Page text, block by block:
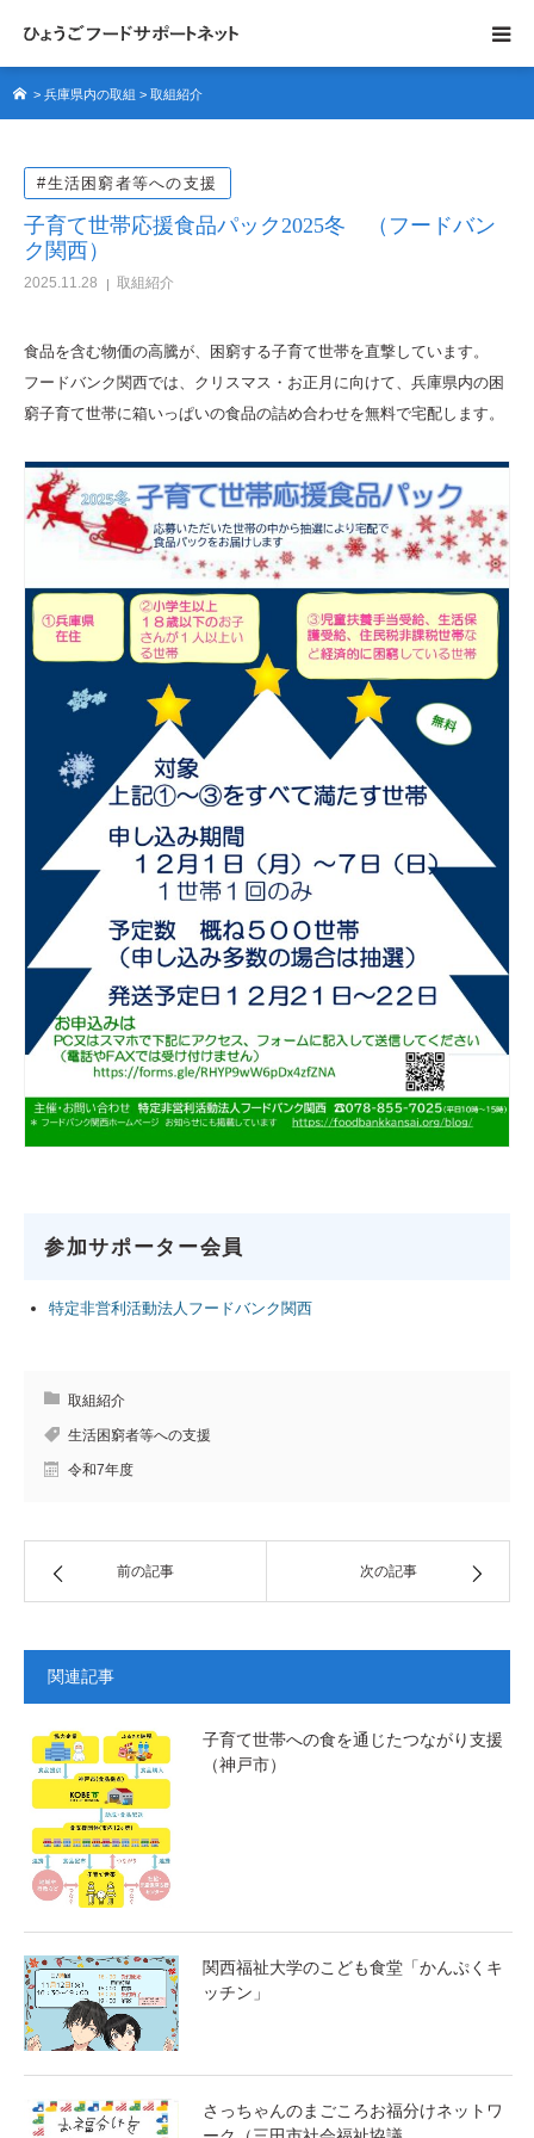
>兵庫県内の取組 >取組紹介
#生活困窮者等への支援
子育て世帯応援食品パック2025冬 （フードバン
ク関西）
2025.11.28 取組紹介
食品を含む物価の高騰が、困窮する子育て世帯を直撃しています。
フードバンク関西では、クリスマス・お正月に向けて、兵庫県内の困
窮子育て世帯に箱いっぱいの食品の詰め合わせを無料で宅配します。
参加サポーター会員
特定非営利活動法人フードバンク関西
取組紹介
生活困窮者等への支援
令和7年度
前の記事 次の記事
関連記事
子育て世帯への食を通じたつながり支援
（神戸市）
関西福祉大学のこども食堂「かんぷくキ
ッチン」
さっちゃんのまごころお福分けネットワ
フードサポートネットについて
サポーター紹介
サポートネットの取組
協力募集